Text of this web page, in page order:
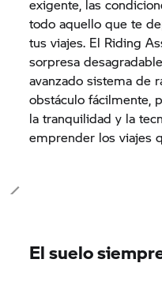
exigente, las
todo aquello que te
tus viajes. El Riding
sorpresa
avanzado sistema de
obstáculo fácilmente,
la tranquilidad y la
emprender los viajes
El suelo